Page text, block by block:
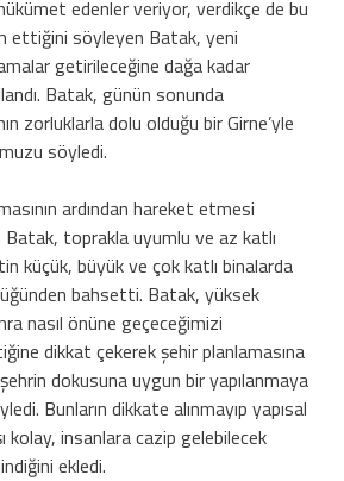
edenler veriyor, verdikçe de bu
ettiğini söyleyen Batak, yeni
getirileceğine dağa kadar
Batak, günün sonunda
zorluklarla dolu olduğu bir Girne’yle
söyledi.
ardından hareket etmesi
Batak, toprakla uyumlu ve az katlı
küçük, büyük ve çok katlı binalarda
bahsetti. Batak, yüksek
nasıl önüne geçeceğimizi
dikkat çekerek şehir planlamasına
dokusuna uygun bir yapılanmaya
Bunların dikkate alınmayıp yapısal
kolay, insanlara cazip gelebilecek
ekledi.